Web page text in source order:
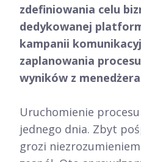
zdefiniowania celu
dedykowanej
kampanii
zaplanowania
wyników z
Uruchomienie
jednego dnia. Zbyt
grozi